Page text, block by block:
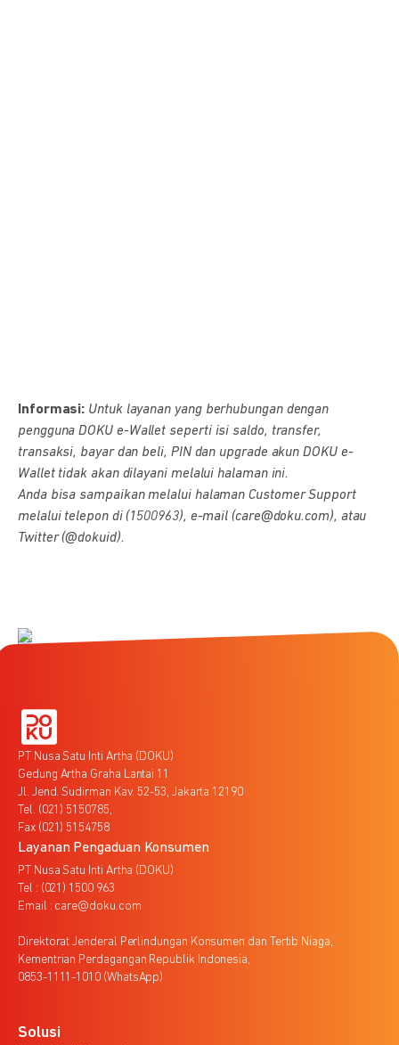
Informasi: Untuk layanan yang berhubungan dengan
pengguna DOKU e-Wallet seperti isi saldo, transfer,
transaksi, bayar dan beli, PIN dan upgrade akun DOKU e-
Wallet tidak akan dilayani melalui halaman ini.
Anda bisa sampaikan melalui halaman Customer Support
melalui telepon di (1500963), e-mail (care@doku.com), atau
Twitter (@dokuid).
PT Nusa Satu Inti Artha (DOKU)
Gedung Artha Graha Lantai 11
Jl. Jend. Sudirman Kav. 52-53, Jakarta 12190
Tel. (021) 5150785,
Fax (021) 5154758
Layanan Pengaduan Konsumen
PT Nusa Satu Inti Artha (DOKU)
Tel : (021) 1500 963
Email : care@doku.com
Direktorat Jenderal Perlindungan Konsumen dan Tertib Niaga,
Kementrian Perdagangan Republik Indonesia,
0853-1111-1010 (WhatsApp)
Solusi